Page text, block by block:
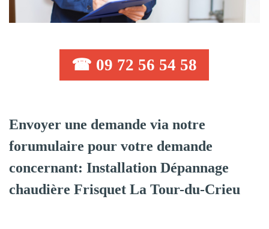
☎ 09 72 56 54 58
Envoyer une demande via notre
forumulaire pour votre demande
concernant: Installation Dépannage
chaudière Frisquet La Tour-du-Crieu